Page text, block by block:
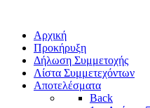
Αρχική
Προκήρυξη
Δήλωση Συμμετοχής
Λίστα Συμμετεχόντων
Αποτελέσματα
Back